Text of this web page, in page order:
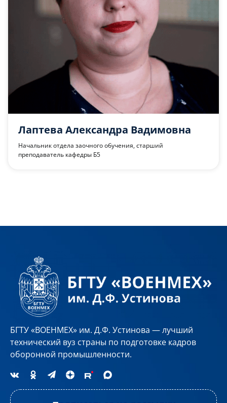
Лаптева Александра Вадимовна
Начальник отдела заочного обучения, старший
преподаватель кафедры Б5
БГТУ «ВОЕНМЕХ» им. Д.Ф. Устинова — лучший
технический вуз страны по подготовке кадров
оборонной промышленности.